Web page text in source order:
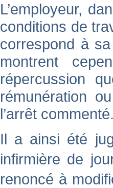
L’employeur,
conditions de
correspond à
montrent
répercussion
rémunération
l’arrêt commenté.
Il a ainsi été
infirmière de
renoncé à